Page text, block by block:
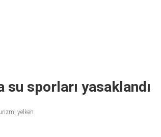
sporları yasaklandı
, yelken